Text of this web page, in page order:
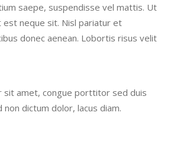
saepe, suspendisse vel mattis. Ut
est neque sit. Nisl pariatur et
donec aenean. Lobortis risus velit
sit amet, congue porttitor sed duis
non dictum dolor, lacus diam.